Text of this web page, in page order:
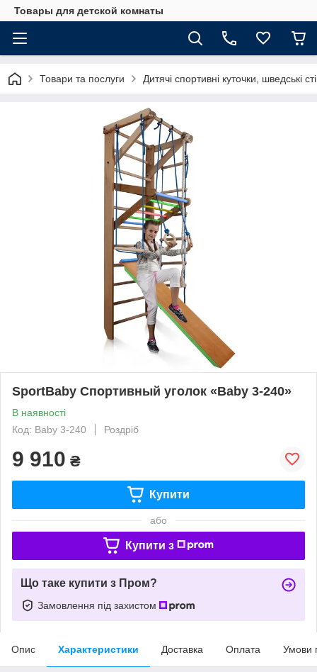
Товары для детской комнаты
Товари та послуги Дитячі спортивні куточки, шведські
SportBaby Спортивный уголок «Baby 3-240»
В наявності
Код: Baby 3-240
Роздріб
9 910 ₴
Купити
або
Купити з
Що таке купити з Пром?
Замовлення під захистом
Опис Характеристики Доставка Оплата Умови